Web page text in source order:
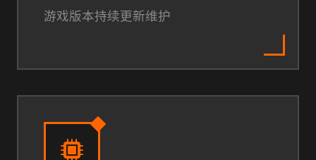
游戏版本持续更新维护